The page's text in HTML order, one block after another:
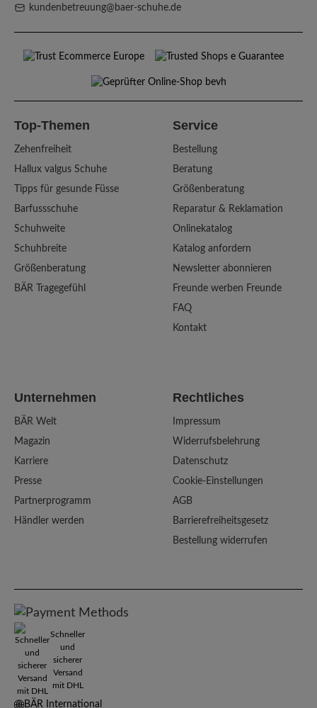
kundenbetreuung@baer-schuhe.de
Top-Themen
Zehenfreiheit
Hallux valgus Schuhe
Tipps für gesunde Füsse
Barfussschuhe
Schuhweite
Schuhbreite
Größenberatung
BÄR Tragegefühl
Service
Bestellung
Beratung
Größenberatung
Reparatur & Reklamation
Onlinekatalog
Katalog anfordern
Newsletter abonnieren
Freunde werben Freunde
FAQ
Kontakt
Unternehmen
BÄR Welt
Magazin
Karriere
Presse
Partnerprogramm
Händler werden
Rechtliches
Impressum
Widerrufsbelehrung
Datenschutz
Cookie-Einstellungen
AGB
Barrierefreiheitsgesetz
Bestellung widerrufen
Schneller
und
sicherer
Versand
mit DHL
BÄR International